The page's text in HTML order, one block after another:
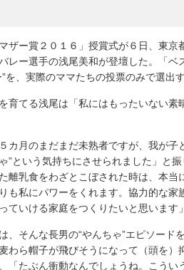
ー賞２０１６」授賞式が６日、東京
レー選手の浅尾美和が登壇した。「
を、実際のママたちの投票のみで選出
育てる浅尾は「私にはもったいない素
カ月のまだまだ未熟者ですが、我が子
”という気持ちにさせられました」と
離乳食をわざとこぼされた時は、本当
も私にパワーをくれます。協力的な
ていける家庭をつくりたいと思います
、そんな長男の“やんちゃ”エピソード
わら帽子が飛びそうになって（頭を）
「たぶん衝動なんでしょうね。こう